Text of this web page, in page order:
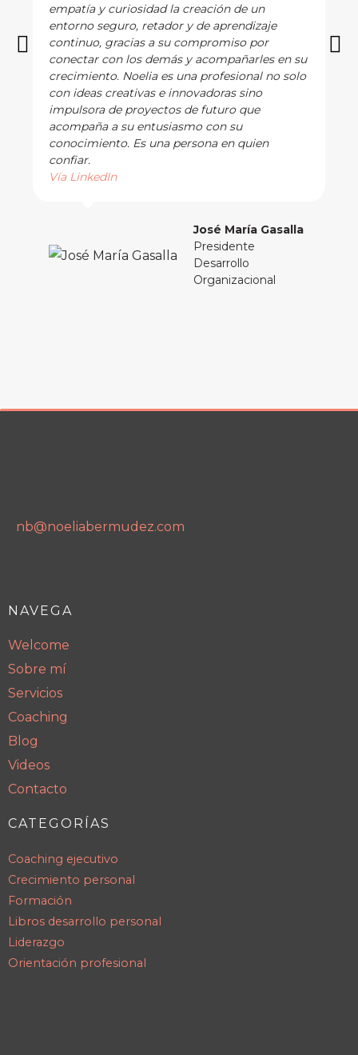
empatía y curiosidad la creación de un
entorno seguro, retador y de aprendizaje
continuo, gracias a su compromiso por
conectar con los demás y acompañarles en su
crecimiento. Noelia es una profesional no solo
con ideas creativas e innovadoras sino
impulsora de proyectos de futuro que
acompaña a su entusiasmo con su
conocimiento. Es una persona en quien
confiar.
Vía LinkedIn
José María Gasalla
Presidente
Desarrollo
Organizacional
nb@noeliabermudez.com
NAVEGA
Welcome
Sobre mí
Servicios
Coaching
Blog
Videos
Contacto
CATEGORÍAS
Coaching ejecutivo
Crecimiento personal
Formación
Libros desarrollo personal
Liderazgo
Orientación profesional